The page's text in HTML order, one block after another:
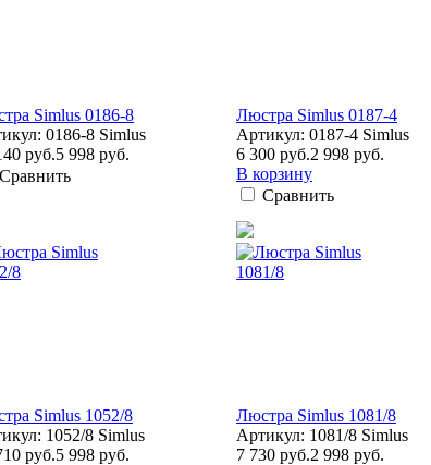
Simlus 0186-8
0186-8 Simlus
руб.5 998 руб.
Сравнить
Люстра Simlus 0187-4
Артикул: 0187-4 Simlus
6 300 руб.2 998 руб.
В корзину
Сравнить
Simlus 1052/8
1052/8 Simlus
руб.5 998 руб.
Люстра Simlus 1081/8
Артикул: 1081/8 Simlus
7 730 руб.2 998 руб.